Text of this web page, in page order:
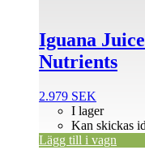
Iguana
Nutrients
2.979 SEK
I lager
Kan skickas
Lägg till i vagn